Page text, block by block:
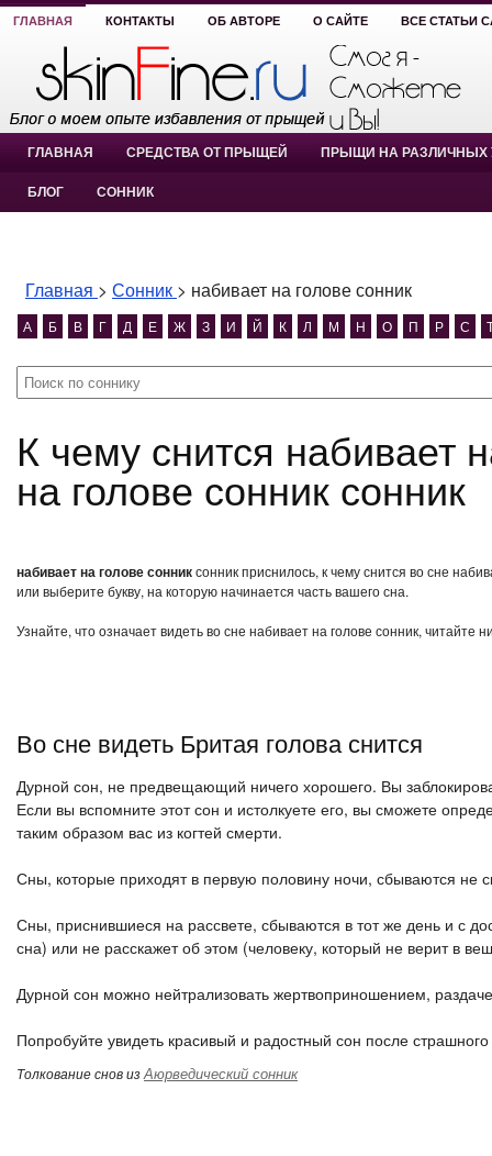
ГЛАВНАЯ КОНТАКТЫ ОБ АВТОРЕ О САЙТЕ ВСЕ СТАТЬИ
ГЛАВНАЯ СРЕДСТВА ОТ ПРЫЩЕЙ ПРЫЩИ НА РАЗЛИЧНЫХ
БЛОГ СОННИК
Главная > Сонник > набивает на голове сонник
А Б В Г Д Е Ж З И Й К Л М Н О П Р С
К чему снится набивает на голове сонник? набивает
на голове сонник сонник
набивает на голове сонниксонник приснилось, к чему снится во сне
или выберите букву, на которую начинается часть вашего сна.
Узнайте, что означает видеть во сне набивает на голове сонник, читайте
Во сне видеть Бритая голова снится
Дурной сон, не предвещающий ничего хорошего. Вы
Если вы вспомните этот сон и истолкуете его, вы сможете
таким образом вас из когтей смерти.
Сны, которые приходят в первую половину ночи, сбываются не
Сны, приснившиеся на рассвете, сбываются в тот же день и с
сна) или не расскажет об этом (человеку, который не верит в
Дурной сон можно нейтрализовать жертвоприношением,
Попробуйте увидеть красивый и радостный сон после
Толкование снов изАюрведический сонник